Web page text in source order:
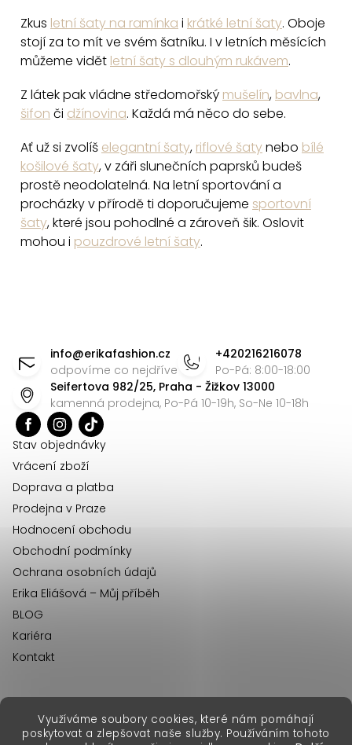
Využíváme soubory cookies, které nám pomáhají
poskytovat a zlepšovat naše služby. Používáním tohoto
p
i
s
u
Zkus letní šaty na ramínka i krátké letní šaty. Oboje
stojí za to mít ve svém šatníku. I v letních měsících
můžeme vidět letní šaty s dlouhým rukávem.
Z látek pak vládne středomořský mušelín, bavlna,
šifon či džínovina. Každá má něco do sebe.
Ať už si zvolíš elegantní šaty, riflové šatynebo bílé
košilové šaty, v záři slunečních paprsků budeš
prostě neodolatelná. Na letní sportování a
procházky v přírodě ti doporučujeme sportovní
šaty, které jsou pohodlné a zároveň šik. Oslovit
mohou i pouzdrové letní šaty.
info@erikafashion.cz
odpovíme co nejdříve
+420216216078
Po-Pá: 8:00-18:00
Seifertova 982/25, Praha - Žižkov 13000
kamenná prodejna, Po-Pá 10-19h, So-Ne 10-18h
Stav objednávky
Vrácení zboží
Doprava a platba
Prodejna v Praze
Hodnocení obchodu
Obchodní podmínky
Ochrana osobních údajů
Erika Eliášová – Můj příběh
BLOG
Kariéra
Kontakt
Copyright 2026Erika Fashion. Všechna práva vyhrazena.
erikafashion.sk